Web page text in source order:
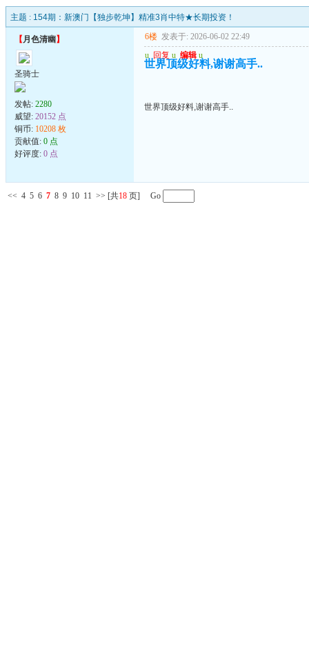
主题 : 154期：新澳门【独步乾坤】精准3肖中特★长期投资！
【月色清幽 】
圣骑士
发帖: 2280
威望: 20152 点
铜币: 10208 枚
贡献值: 0 点
好评度: 0 点
6楼 发表于: 2026-06-02 22:49
u 回复 u 编辑 u
世界顶级好料,谢谢高手..
世界顶级好料,谢谢高手..
<< 4 5 6 7 8 9 10 11 >> [共18 页] Go